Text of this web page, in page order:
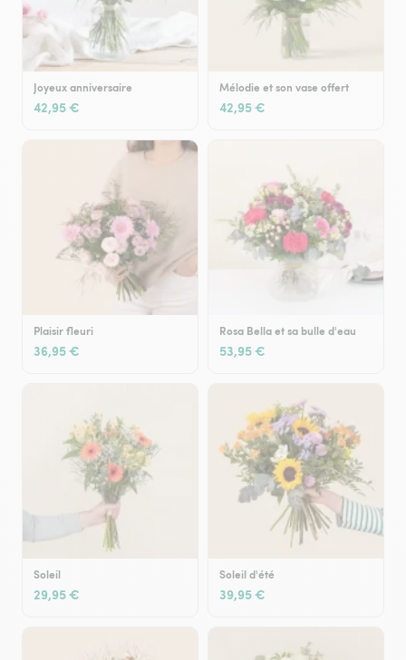
Joyeux anniversaire
42,95 €
Mélodie et son vase offert
42,95 €
Plaisir fleuri
36,95 €
Rosa Bella et sa bulle d'eau
53,95 €
Soleil
29,95 €
Soleil d'été
39,95 €